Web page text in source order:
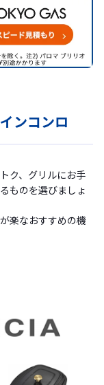
ンコンロ
ク、グリルにお手
ものを選びましょ
楽なおすすめの機